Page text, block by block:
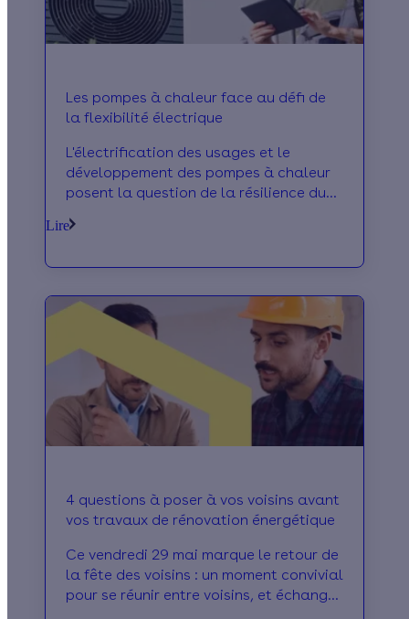
Les pompes à chaleur face au défi de
la flexibilité électrique
L'électrification des usages et le
développement des pompes à chaleur
posent la question de la résilience du
équipements apparaît comme l'une des
Lire
4 questions à poser à vos voisins avant
vos travaux de rénovation énergétique
Ce vendredi 29 mai marque le retour de
la fête des voisins : un moment convivial
pour se réunir entre voisins, et échanger